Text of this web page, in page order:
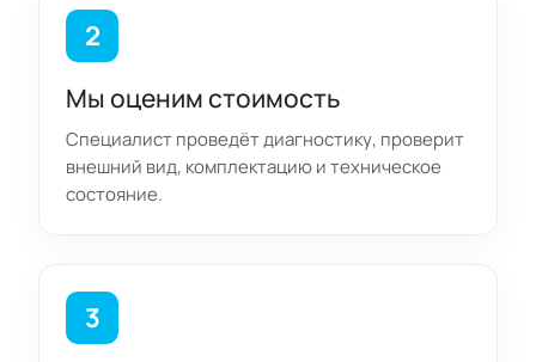
2
Мы оценим стоимость
Специалист проведёт диагностику, проверит
внешний вид, комплектацию и техническое
состояние.
3